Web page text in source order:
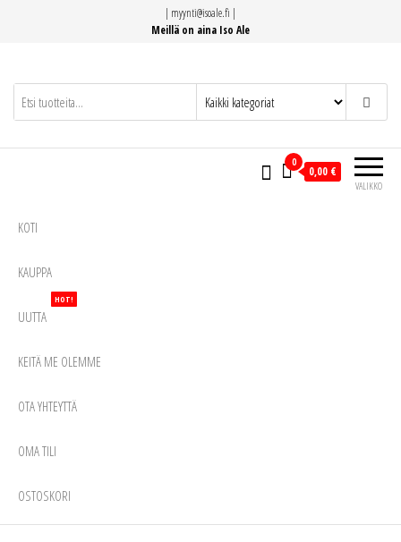
| myynti@isoale.fi |
Meillä on aina Iso Ale
VALIKKO
0
0,00 €
KOTI
KAUPPA
UUTTA
HOT!
KEITÄ ME OLEMME
OTA YHTEYTTÄ
OMA TILI
OSTOSKORI